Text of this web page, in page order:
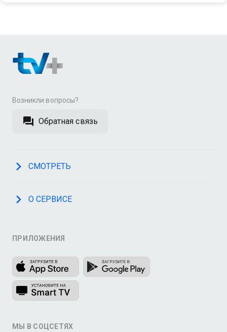
Возникли вопросы?
Обратная связь
СМОТРЕТЬ
О СЕРВИСЕ
ПРИЛОЖЕНИЯ
МЫ В СОЦСЕТЯХ